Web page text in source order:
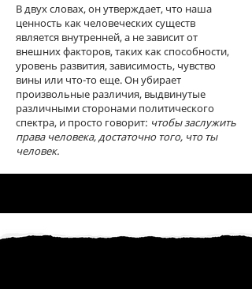
В двух словах, он утверждает, что наша
ценность как человеческих существ
является внутренней, а не зависит от
внешних факторов, таких как способности,
уровень развития, зависимость, чувство
вины или что-то еще. Он убирает
произвольные различия, выдвинутые
различными сторонами политического
спектра, и просто говорит: чтобы заслужить
права человека, достаточно того, что ты
человек.